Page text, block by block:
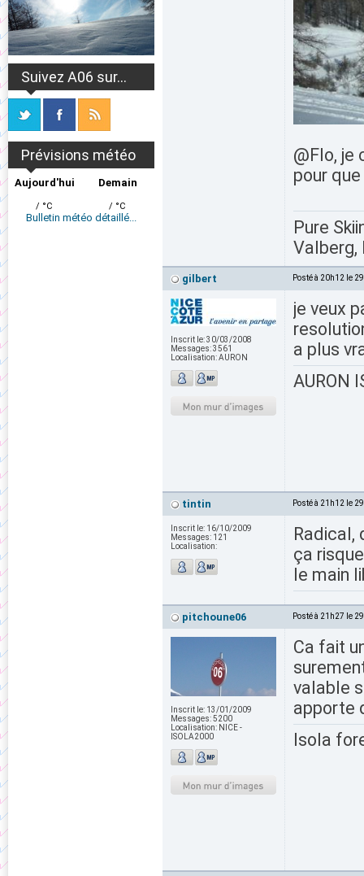
Suivez A06 sur...
Prévisions météo
Aujourd'hui
/ °C
Demain
/ °C
Bulletin météo détaillé...
@Flo, je
pour
Pure
Valberg,
gilbert Posté à 20h12 le
Inscrit le:30/03/2008
Messages:3561
Localisation:AURON
je veux
a plus
AURON
tintin Posté à 21h12 le
Inscrit le: 16/10/2009
Messages: 121
Localisation:
Radical,
ça
le main
pitchoune06 Posté à 21h27 le
Inscrit le: 13/01/2009
Messages:5200
Localisation: NICE -
ISOLA2000
Ca fait
valable
apporte
Isola